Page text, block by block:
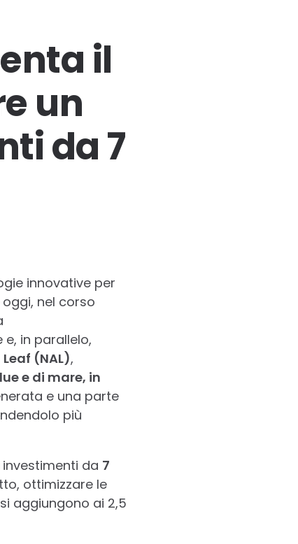
il
un
da 7
innovative per
nel corso
in parallelo,
(NAL),
e di mare, in
e una parte
più
investimenti da 7
ottimizzare le
aggiungono ai 2,5